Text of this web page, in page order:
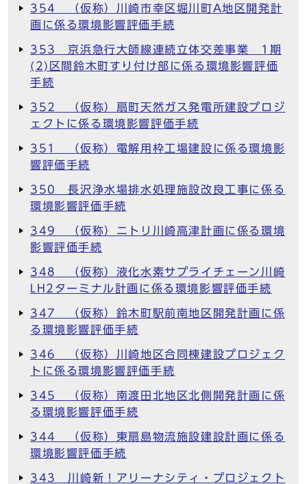
354 （仮称）川崎市幸区堀川町A地区開発計
画に係る環境影響評価手続
353 京浜急行大師線連続立体交差事業 1期
(2)区間鈴木町すり付け部に係る環境影響評価
手続
352 （仮称）扇町天然ガス発電所建設プロジ
ェクトに係る環境影響評価手続
351 （仮称）電解用枠工場建設に係る環境影
響評価手続
350 長沢浄水場排水処理施設改良工事に係る
環境影響評価手続
349 （仮称）ニトリ川崎高津計画に係る環境
影響評価手続
348 （仮称）液化水素サプライチェーン川崎
LH2ターミナル計画に係る環境影響評価手続
347 （仮称）鈴木町駅前南地区開発計画に係
る環境影響評価手続
346 （仮称）川崎地区合同棟建設プロジェク
トに係る環境影響評価手続
345 （仮称）南渡田北地区北側開発計画に係
る環境影響評価手続
344 （仮称）東扇島物流施設建設計画に係る
環境影響評価手続
343 川崎新！アリーナシティ・プロジェクト